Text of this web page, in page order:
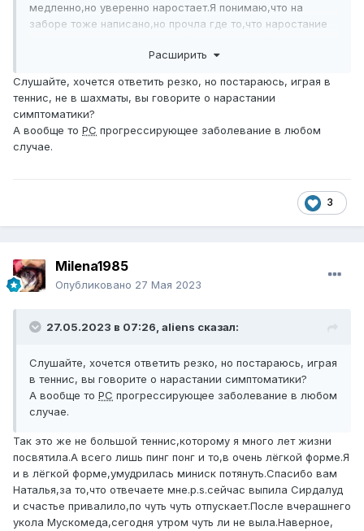
медленно,но уверенно наростает.Я понимаю,что на
заборе тоже написано,но прочла где то,что наростание
Расширить
Слушайте, хочется ответить резко, но постараюсь, играя в
теннис, не в шахматы, вы говорите о нарастании
симптоматики?
А вообще то РС прогрессирующее заболевание в любом
случае.
3
Milena1985
Опубликовано 27 Мая 2023
27.05.2023 в 07:26, aliens сказал:
Слушайте, хочется ответить резко, но постараюсь, играя
в теннис, вы говорите о нарастании симптоматики?
А вообще то РС прогрессирующее заболевание в любом
случае.
Так это же не большой теннис,которому я много лет жизни
посвятила.А всего лишь пинг понг и то,в очень лёгкой форме.Я
и в лёгкой форме,умудрилась миниск потянуть.Спасибо вам
Наталья,за то,что отвечаете мне.p.s.сейчас выпила Сирдалуд
и счастье привалило,по чуть чуть отпускает.После вчерашнего
укола Мускомеда,сегодня утром чуть ли не выла.Наверное,